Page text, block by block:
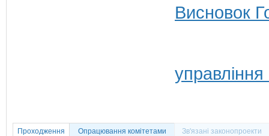
Висновок
Проходження Опрацювання комітетами Зв'язані законопроекти